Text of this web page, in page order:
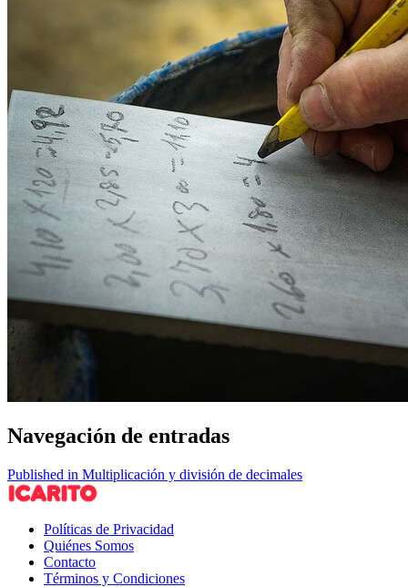
Navegación de entradas
Published in Multiplicación y división de decimales
Políticas de Privacidad
Quiénes Somos
Contacto
Términos y Condiciones